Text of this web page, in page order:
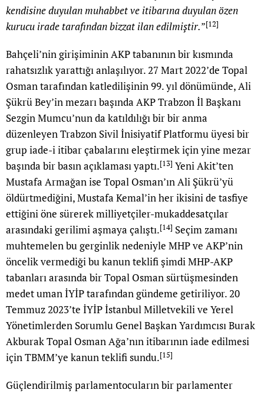
kendisine duyulan muhabbet ve itibarına duyulan özen
kurucu irade tarafından bizzat ilan edilmiştir.”[12]
Bahçeli’nin girişiminin AKP tabanının bir kısmında
rahatsızlık yarattığı anlaşılıyor. 27 Mart 2022’de Topal
Osman tarafından katledilişinin 99. yıl dönümünde, Ali
Şükrü Bey’in mezarı başında AKP Trabzon İl Başkanı
Sezgin Mumcu’nun da katıldılığı bir bir anma
düzenleyen Trabzon Sivil İnisiyatif Platformu üyesi bir
grup iade-i itibar çabalarını eleştirmek için yine mezar
başında bir basın açıklaması yaptı.[13] Yeni Akit’ten
Mustafa Armağan ise Topal Osman’ın Ali Şükrü’yü
öldürtmediğini, Mustafa Kemal’in her ikisini de tasfiye
ettiğini öne sürerek milliyetçiler-mukaddesatçılar
arasındaki gerilimi aşmaya çalıştı.[14] Seçim zamanı
muhtemelen bu gerginlik nedeniyle MHP ve AKP’nin
öncelik vermediği bu kanun teklifi şimdi MHP-AKP
tabanları arasında bir Topal Osman sürtüşmesinden
medet uman İYİP tarafından gündeme getiriliyor. 20
Temmuz 2023’te İYİP İstanbul Milletvekili ve Yerel
Yönetimlerden Sorumlu Genel Başkan Yardımcısı Burak
Akburak Topal Osman Ağa’nın itibarının iade edilmesi
için TBMM’ye kanun teklifi sundu.[15]
Güçlendirilmiş parlamentocuların bir parlamenter